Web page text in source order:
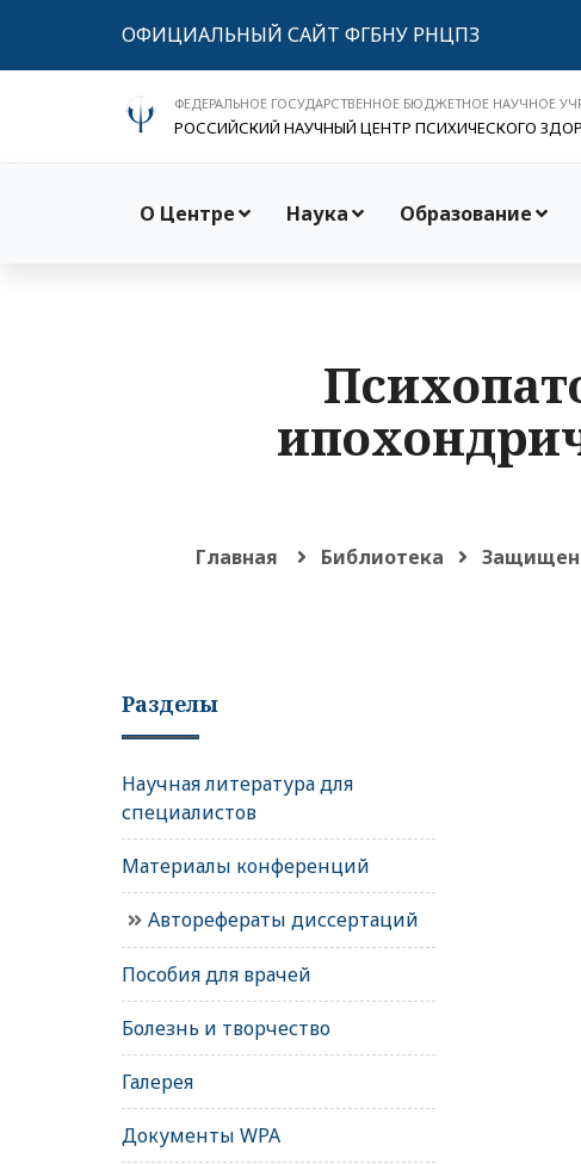
ОФИЦИАЛЬНЫЙ САЙТ ФГБНУ РНЦПЗ
ФЕДЕРАЛЬНОЕ ГОСУДАРСТВЕННОЕ БЮДЖЕТНОЕ НАУЧНОЕ
РОССИЙСКИЙ НАУЧНЫЙ ЦЕНТР ПСИХИЧЕСКОГО
О Центре Наука Образование
Главная Библиотека
Разделы
Научная литература для
специалистов
Материалы конференций
Авторефераты диссертаций
Пособия для врачей
Болезнь и творчество
Галерея
Документы WPA